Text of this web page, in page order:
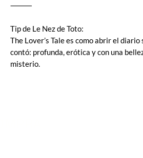
⸻
Tip de Le Nez de Toto:
The Lover’s Tale es como abrir el
contó: profunda, erótica y con una
misterio.